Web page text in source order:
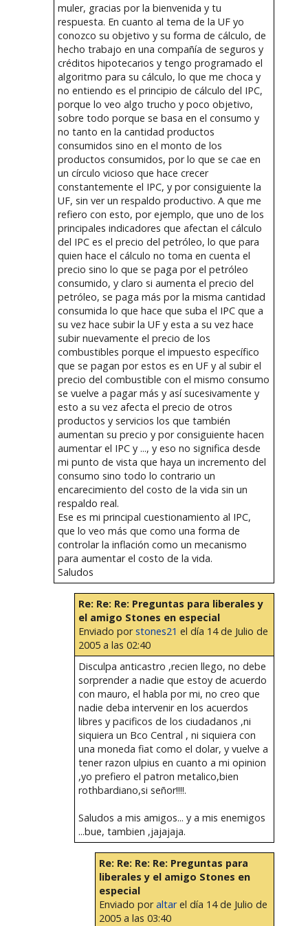
muler, gracias por la bienvenida y tu
respuesta. En cuanto al tema de la UF yo
conozco su objetivo y su forma de cálculo, de
hecho trabajo en una compañía de seguros y
créditos hipotecarios y tengo programado el
algoritmo para su cálculo, lo que me choca y
no entiendo es el principio de cálculo del IPC,
porque lo veo algo trucho y poco objetivo,
sobre todo porque se basa en el consumo y
no tanto en la cantidad productos
consumidos sino en el monto de los
productos consumidos, por lo que se cae en
un círculo vicioso que hace crecer
constantemente el IPC, y por consiguiente la
UF, sin ver un respaldo productivo. A que me
refiero con esto, por ejemplo, que uno de los
principales indicadores que afectan el cálculo
del IPC es el precio del petróleo, lo que para
quien hace el cálculo no toma en cuenta el
precio sino lo que se paga por el petróleo
consumido, y claro si aumenta el precio del
petróleo, se paga más por la misma cantidad
consumida lo que hace que suba el IPC que a
su vez hace subir la UF y esta a su vez hace
subir nuevamente el precio de los
combustibles porque el impuesto específico
que se pagan por estos es en UF y al subir el
precio del combustible con el mismo consumo
se vuelve a pagar más y así sucesivamente y
esto a su vez afecta el precio de otros
productos y servicios los que también
aumentan su precio y por consiguiente hacen
aumentar el IPC y ..., y eso no significa desde
mi punto de vista que haya un incremento del
consumo sino todo lo contrario un
encarecimiento del costo de la vida sin un
respaldo real.
Ese es mi principal cuestionamiento al IPC,
que lo veo más que como una forma de
controlar la inflación como un mecanismo
para aumentar el costo de la vida.
Saludos
Re: Re: Re: Preguntas para liberales y
el amigo Stones en especial
Enviado porstones21 el día 14 de Julio de
2005 a las 02:40
Disculpa anticastro ,recien llego, no debe
sorprender a nadie que estoy de acuerdo
con mauro, el habla por mi, no creo que
nadie deba intervenir en los acuerdos
libres y pacificos de los ciudadanos ,ni
siquiera un Bco Central , ni siquiera con
una moneda fiat como el dolar, y vuelve a
tener razon ulpius en cuanto a mi opinion
,yo prefiero el patron metalico,bien
rothbardiano,si señor!!!!.
Saludos a mis amigos... y a mis enemigos
...bue, tambien ,jajajaja.
Re: Re: Re: Re: Preguntas para
liberales y el amigo Stones en
especial
Enviado poraltarel día 14 de Julio de
2005 a las 03:40